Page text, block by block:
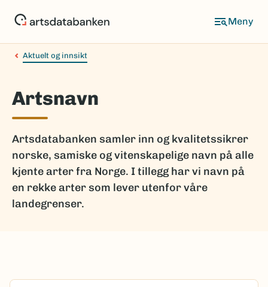
Aktuelt og innsikt
Artsnavn
Artsdatabanken samler inn og kvalitetssikrer
norske, samiske og vitenskapelige navn på alle
kjente arter fra Norge. I tillegg har vi navn på
en rekke arter som lever utenfor våre
landegrenser.